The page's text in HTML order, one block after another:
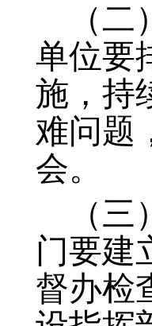
（
单位要
施，持
难问题
会。
（
门要建
督办检